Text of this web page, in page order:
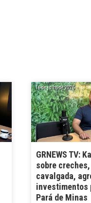
16 de julho de 2026
GRNEWS TV:
sobre
cavalgada,
investimentos
Pará de Minas